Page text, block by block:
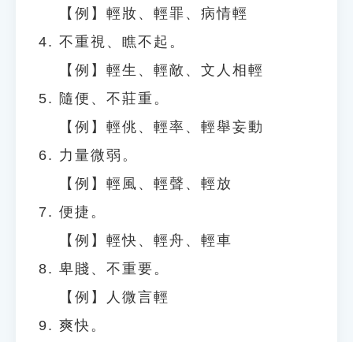
【例】輕妝、輕罪、病情輕
不重視、瞧不起。
【例】輕生、輕敵、文人相輕
隨便、不莊重。
【例】輕佻、輕率、輕舉妄動
力量微弱。
【例】輕風、輕聲、輕放
便捷。
【例】輕快、輕舟、輕車
卑賤、不重要。
【例】人微言輕
爽快。